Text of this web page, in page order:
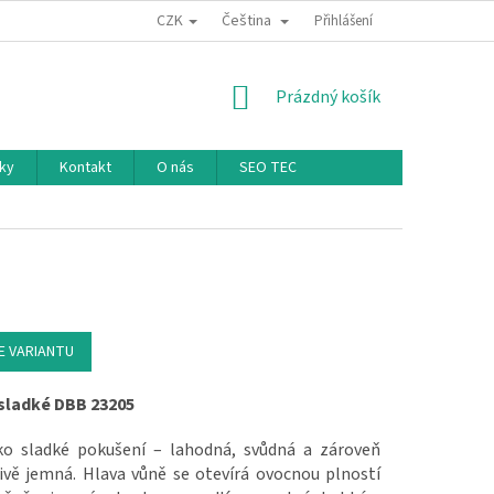
CZK Čeština Přihlášení
NÁKUPNÍ KOŠÍK
Prázdný košík
Kontakt O nás
SEO TEC
VARIANTU
DBB 23205
sladké pokušení – lahodná, svůdná a zároveň
jemná. Hlava vůně se otevírá ovocnou plností